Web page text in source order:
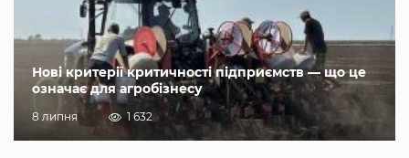
Нові критерії критичності підприємств — що це
означає для агробізнесу
8 липня 1 632